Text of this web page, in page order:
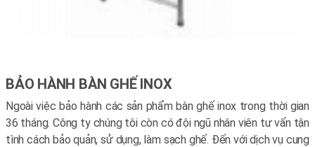
BẢO HÀNH BÀN GHẾ INOX
Ngoài việc bảo hành các sản phẩm bàn ghế inox trong thời gian
36 tháng. Công ty chúng tôi còn có đội ngũ nhân viên tư vấn tận
tình cách bảo quản, sử dụng, làm sạch ghế. Đến với dịch vụ cung